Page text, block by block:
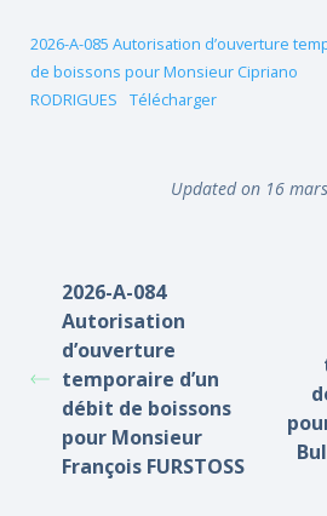
2026-A-085 Autorisation d’ouverture
de boissons pour Monsieur Cipriano
RODRIGUES
Télécharger
Updated on 16
2026-A-084
Autorisation
d’ouverture
temporaire d’un
débit de boissons
pour Monsieur
François FURSTOSS